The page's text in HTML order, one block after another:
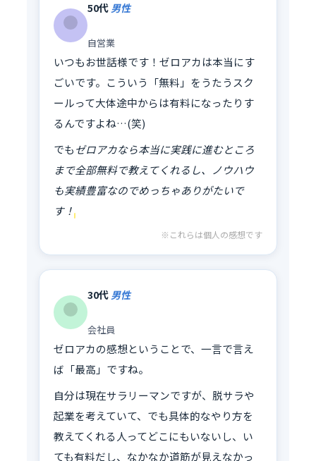
50代男性
自営業
いつもお世話様です！ゼロアカは本当にす
ごいです。こういう「無料」をうたうスク
ールって大体途中からは有料になったりす
るんですよね…(笑)
でもゼロアカなら本当に実践に進むところ
まで全部無料で教えてくれるし、ノウハウ
も実績豊富なのでめっちゃありがたいで
す！
※これらは個人の感想です
30代男性
会社員
ゼロアカの感想ということで、一言で言え
ば「最高」ですね。
自分は現在サラリーマンですが、脱サラや
起業を考えていて、でも具体的なやり方を
教えてくれる人ってどこにもいないし、い
ても有料だし、なかなか道筋が見えなかっ